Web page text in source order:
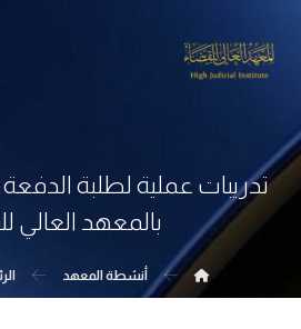
تدريبات عملية لطلبة
بالمعهد العالي
أنشطة المعهد